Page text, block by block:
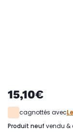
15,10€
cagnottés avec
produit neuf vendu &